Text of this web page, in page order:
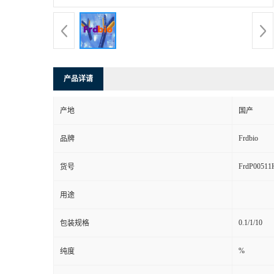
产品详请
产地 国产
品牌 Frdbio
货号
用途
包装规格 0.1/1/10
纯度 %